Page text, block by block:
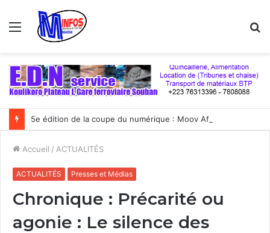
Menu
Accueil / ACTUALITÉS
ACTUALITÉS Presses et Médias
Chronique : Précarité ou
agonie : Le silence des